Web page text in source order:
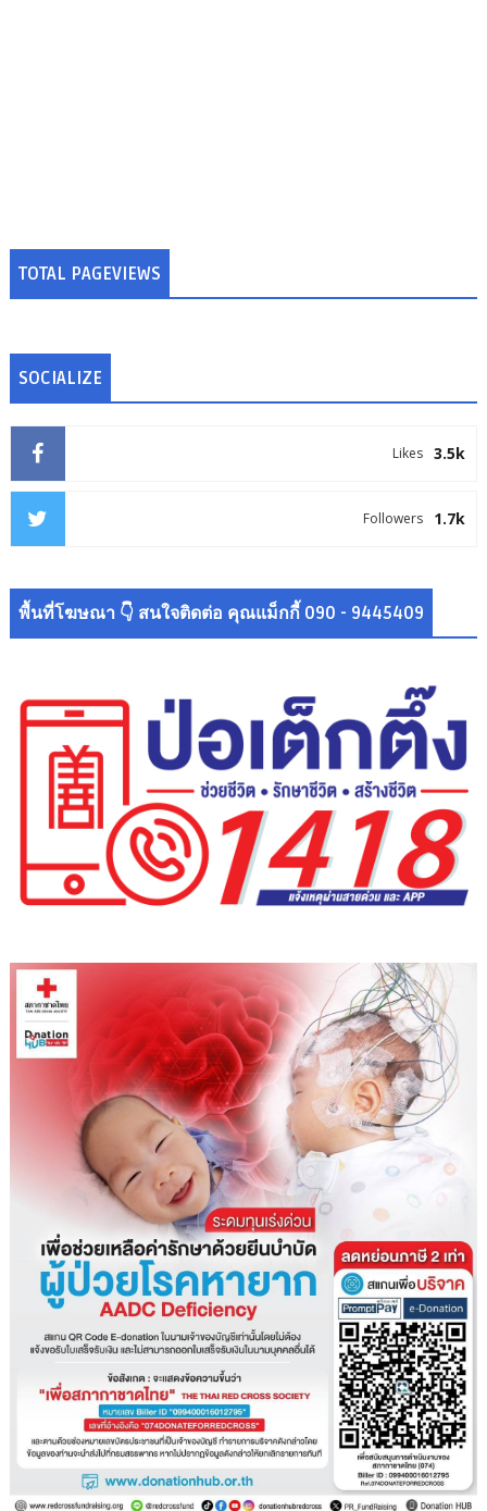
TOTAL PAGEVIEWS
SOCIALIZE
3.5k
Likes
1.7k
Followers
พื้นที่โฆษณา 👇 สนใจติดต่อ คุณแม็กกี้ 090 - 9445409